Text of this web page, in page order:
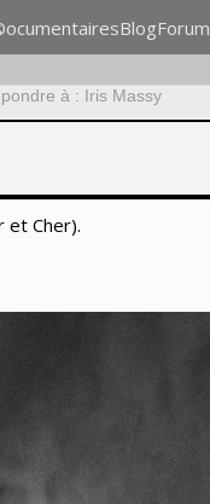
BlogForum
à : Iris Massy
et Cher).